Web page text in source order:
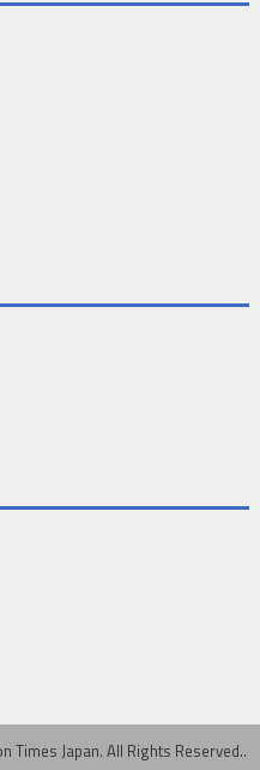
Times Japan. All Rights Reserved..